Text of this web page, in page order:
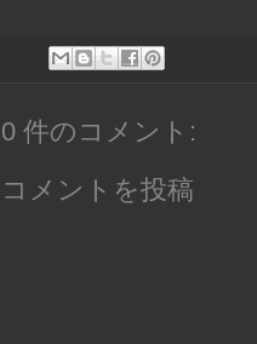
0 件のコメント:
コメントを投稿